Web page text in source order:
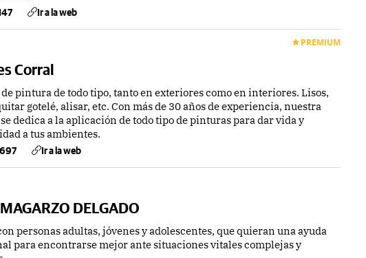
Ir a la web
PREMIUM
Corral
pintura de todo tipo, tanto en exteriores como en interiores. Lisos,
gotelé, alisar, etc. Con más de 30 años de experiencia, nuestra
dedica a la aplicación de todo tipo de pinturas para dar vida y
a tus ambientes.
Ir a la web
DELGADO
personas adultas, jóvenes y adolescentes, que quieran una ayuda
para encontrarse mejor ante situaciones vitales complejas y